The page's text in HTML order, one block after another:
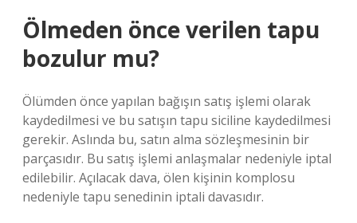
Ölmeden önce verilen tapu
bozulur mu?
Ölümden önce yapılan bağışın satış işlemi olarak
kaydedilmesi ve bu satışın tapu siciline kaydedilmesi
gerekir. Aslında bu, satın alma sözleşmesinin bir
parçasıdır. Bu satış işlemi anlaşmalar nedeniyle iptal
edilebilir. Açılacak dava, ölen kişinin komplosu
nedeniyle tapu senedinin iptali davasıdır.